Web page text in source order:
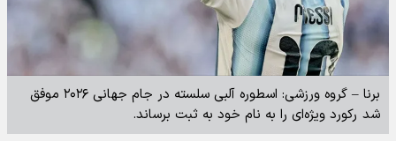
برنا – گروه ورزشی: اسطوره آلبی سلسته در جام جهانی ۲۰۲۶ موفق
شد رکورد ویژه‌ای را به نام خود به ثبت برساند.